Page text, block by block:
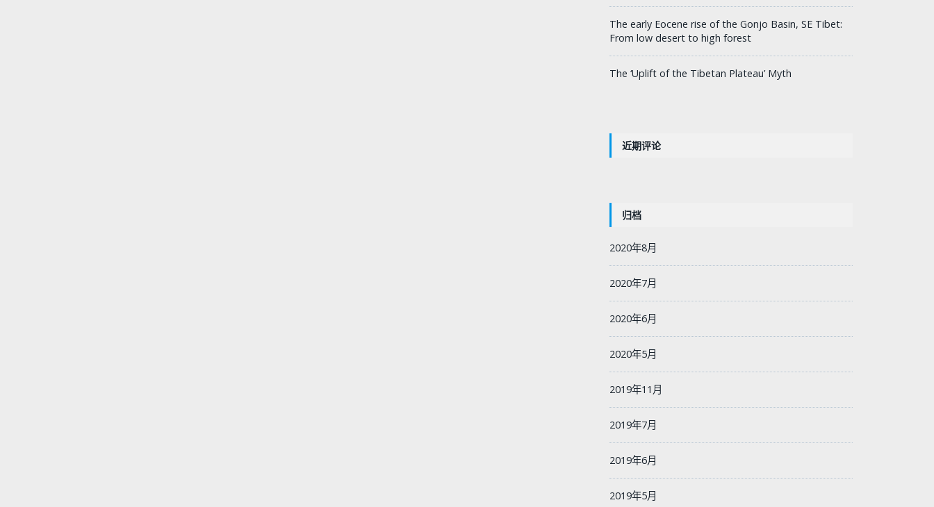
The early Eocene rise of the Gonjo Basin, SE Tibet:
From low desert to high forest
The ‘Uplift of the Tibetan Plateau’ Myth
近期评论
归档
2020年8月
2020年7月
2020年6月
2020年5月
2019年11月
2019年7月
2019年6月
2019年5月